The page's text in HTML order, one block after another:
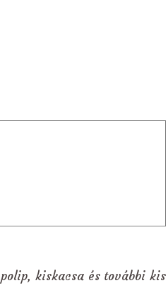
kiskacsa és további kis